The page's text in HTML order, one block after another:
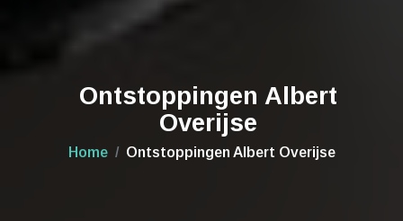
Ontstoppingen Albert
Overijse
Home Ontstoppingen Albert Overijse